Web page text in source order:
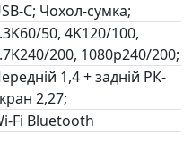
C; Чохол-сумка;
50, 4K120/100,
200, 1080p240/200;
1,4 + задній РК-
2,27;
Fi Bluetooth